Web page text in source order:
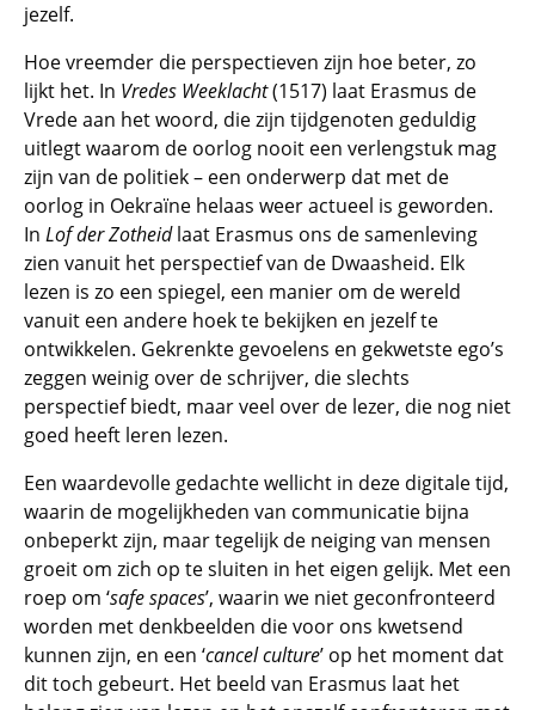
jezelf.
Hoe vreemder die perspectieven zijn hoe beter, zo
lijkt het. In Vredes Weeklacht(1517) laat Erasmus de
Vrede aan het woord, die zijn tijdgenoten geduldig
uitlegt waarom de oorlog nooit een verlengstuk mag
zijn van de politiek – een onderwerp dat met de
oorlog in Oekraïne helaas weer actueel is geworden.
In Lof der Zotheidlaat Erasmus ons de samenleving
zien vanuit het perspectief van de Dwaasheid. Elk
lezen is zo een spiegel, een manier om de wereld
vanuit een andere hoek te bekijken en jezelf te
ontwikkelen. Gekrenkte gevoelens en gekwetste ego’s
zeggen weinig over de schrijver, die slechts
perspectief biedt, maar veel over de lezer, die nog niet
goed heeft leren lezen.
Een waardevolle gedachte wellicht in deze digitale tijd,
waarin de mogelijkheden van communicatie bijna
onbeperkt zijn, maar tegelijk de neiging van mensen
groeit om zich op te sluiten in het eigen gelijk. Met een
roep om ‘safe spaces’, waarin we niet geconfronteerd
worden met denkbeelden die voor ons kwetsend
kunnen zijn, en een ‘cancel culture’ op het moment dat
dit toch gebeurt. Het beeld van Erasmus laat het